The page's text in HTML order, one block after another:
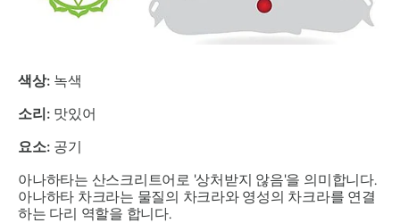
색상: 녹색
소리: 맛있어
요소: 공기
아나하타는 산스크리트어로 '상처받지 않음'을 의미합니다.
아나하타 차크라는 물질의 차크라와 영성의 차크라를 연결
하는 다리 역할을 합니다.